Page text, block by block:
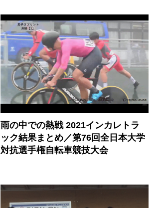
雨の中での熱戦 2021インカレトラ
ック結果まとめ／第76回全日本大学
対抗選手権自転車競技大会